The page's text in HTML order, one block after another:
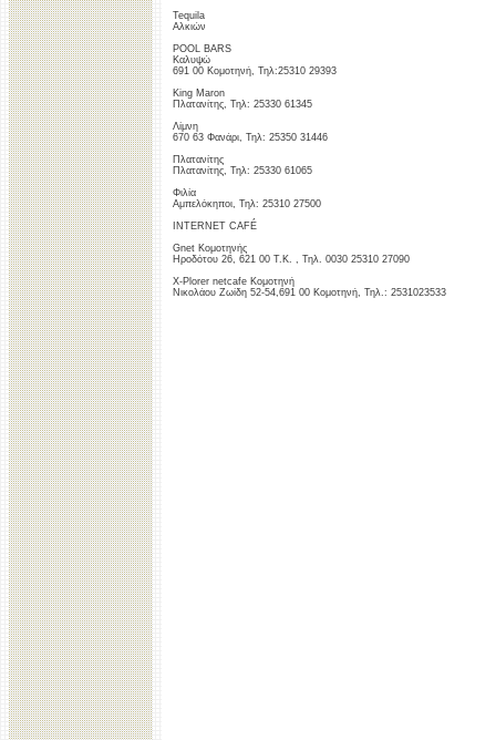
Tequila
Αλκιών
POOL BARS
Καλυψώ
691 00 Κομοτηνή, Τηλ:25310 29393
King Maron
Πλατανίτης, Τηλ: 25330 61345
Λίμνη
670 63 Φανάρι, Τηλ: 25350 31446
Πλατανίτης
Πλατανίτης, Τηλ: 25330 61065
Φιλία
Αμπελόκηποι, Τηλ: 25310 27500
INTERNET CAFÉ
Gnet Κομοτηνής
Ηροδότου 26, 621 00 Τ.Κ. , Τηλ. 0030 25310 27090
X-Plorer netcafe Κομοτηνή
Νικολάου Ζωίδη 52-54,691 00 Κομοτηνή, Τηλ.: 2531023533